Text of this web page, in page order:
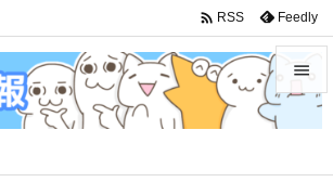


 RSS Feedly